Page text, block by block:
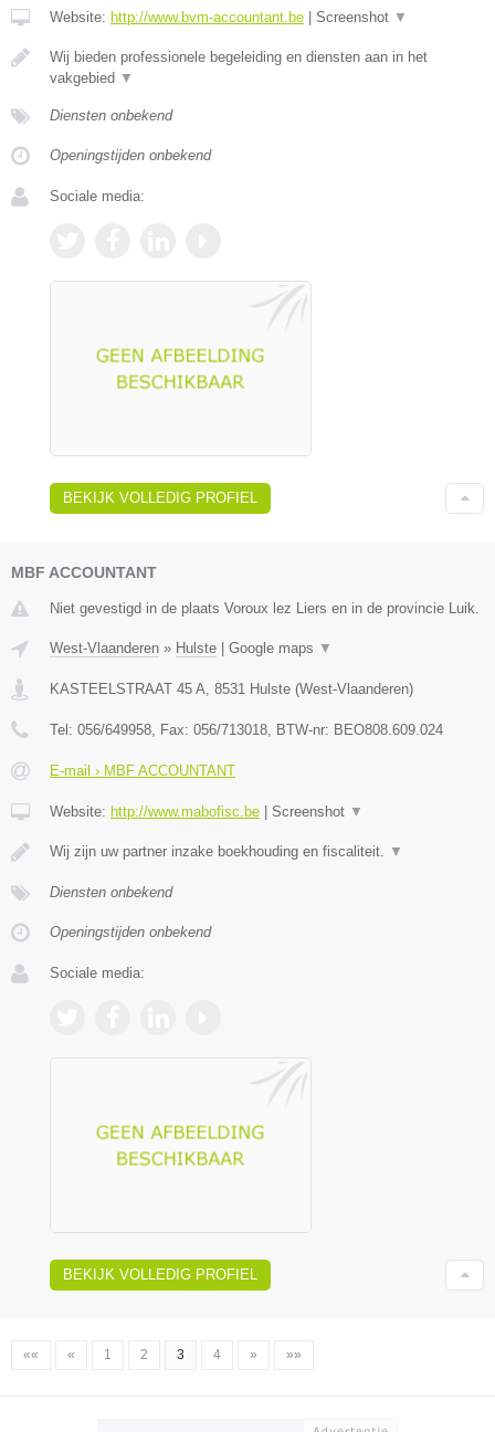
Website: http://www.bvm-accountant.be Screenshot ▼
Wij bieden professionele begeleiding en diensten aan in het
vakgebied ▼
Diensten onbekend
Openingstijden onbekend
Sociale media:
BEKIJK VOLLEDIG PROFIEL
MBF ACCOUNTANT
Niet gevestigd in de plaats Voroux lez Liers en in de provincie Luik.
West-Vlaanderen » Hulste Google maps ▼
KASTEELSTRAAT 45 A 8531 Hulste (West-Vlaanderen)
Tel: 056/649958 , Fax: 056/713018 , BTW-nr: BEO808.609.024
E-mail › MBF ACCOUNTANT
Website: http://www.mabofisc.be Screenshot ▼
Wij zijn uw partner inzake boekhouding en fiscaliteit. ▼
Diensten onbekend
Openingstijden onbekend
Sociale media:
BEKIJK VOLLEDIG PROFIEL
«« « 1 2 3 4 » »»